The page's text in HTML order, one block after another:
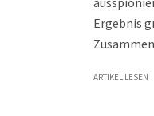
Ergebnis
ARTIKEL LESEN